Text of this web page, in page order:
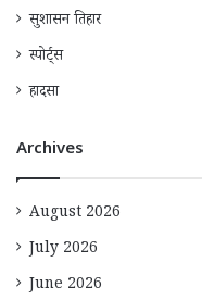
सुशासन तिहार
स्पोर्ट्स
हादसा
Archives
August 2026
July 2026
June 2026